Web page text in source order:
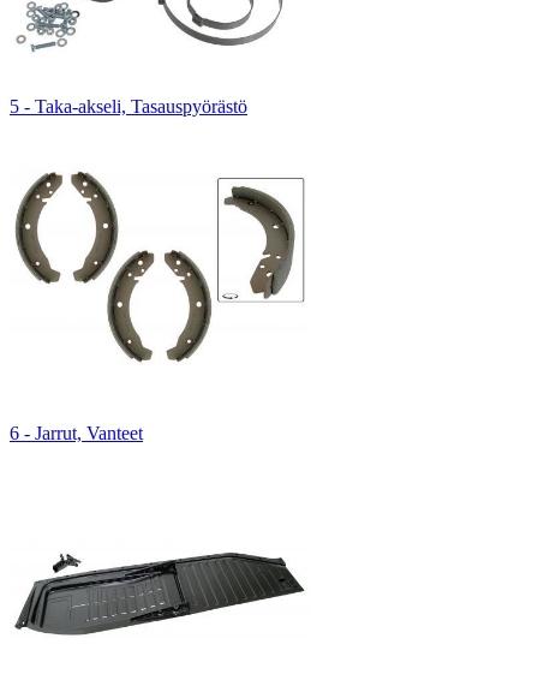
5 - Taka-akseli, Tasauspyörästö
6 - Jarrut, Vanteet